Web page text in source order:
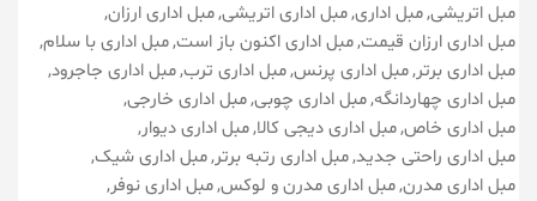
مبل اتریشی مبل اداری مبل اداری اتریشی مبل اداری ارزان
مبل اداری ارزان قیمت مبل اداری اکنون باز است مبل اداری با سلام
مبل اداری برتر مبل اداری پرنس مبل اداری ترب مبل اداری جاجرود
مبل اداری چهاردانگه مبل اداری چوبی مبل اداری خارجی
مبل اداری خاص مبل اداری دیجی کالا مبل اداری دیوار
مبل اداری راحتی جدید مبل اداری رتبه برتر مبل اداری شیک
مبل اداری مدرن مبل اداری مدرن و لوکس مبل اداری نوفر